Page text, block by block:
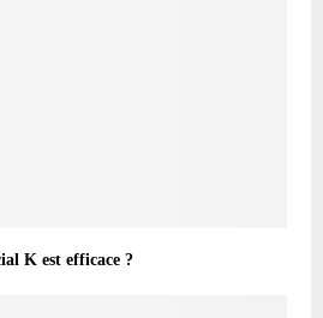
K est efficace ?